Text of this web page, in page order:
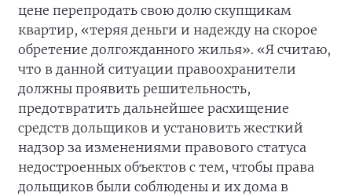
цене перепродать свою долю скупщикам
квартир, «теряя деньги и надежду на скорое
обретение долгожданного жилья». «Я считаю,
что в данной ситуации правоохранители
должны проявить решительность,
предотвратить дальнейшее расхищение
средств дольщиков и установить жесткий
надзор за изменениями правового статуса
недостроенных объектов с тем, чтобы права
дольщиков были соблюдены и их дома в